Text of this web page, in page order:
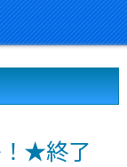
！★終了